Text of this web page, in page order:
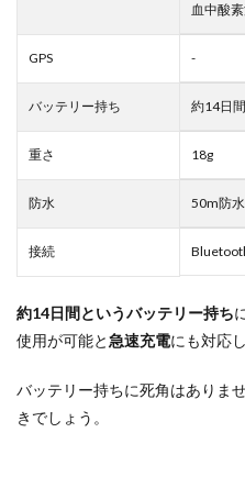
血中酸
GPS -
バッテリー持ち 約14日間
重さ 18g
防水 50m防水
接続
約14日間というバッテリー持ち
使用が可能と急速充電にも対応
バッテリー持ちに死角はありま
きでしょう。